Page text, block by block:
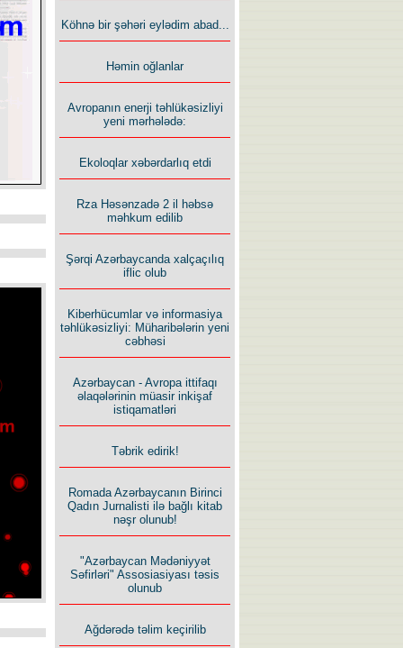
Köhnə bir şəhəri eylədim abad...
Həmin oğlanlar
Avropanın enerji təhlükəsizliyi
yeni mərhələdə:
Ekoloqlar xəbərdarlıq etdi
Rza Həsənzadə 2 il həbsə
məhkum edilib
Şərqi Azərbaycanda xalçaçılıq
iflic olub
Kiberhücumlar və informasiya
təhlükəsizliyi: Müharibələrin yeni
cəbhəsi
Azərbaycan - Avropa ittifaqı
əlaqələrinin müasir inkişaf
istiqamatləri
Təbrik edirik!
Romada Azərbaycanın Birinci
Qadın Jurnalisti ilə bağlı kitab
nəşr olunub!
"Azərbaycan Mədəniyyət
Səfirləri" Assosiasiyası təsis
olunub
Ağdərədə təlim keçirilib